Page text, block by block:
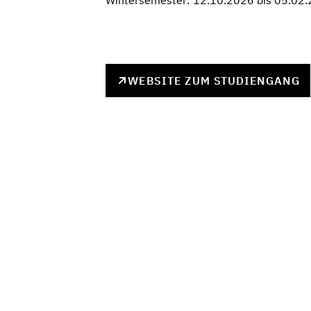
WEBSITE ZUM STUDIENGANG